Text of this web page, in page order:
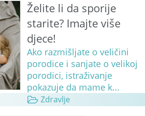
Želite li da sporije
starite? Imajte više
djece!
Ako razmišljate o veličini
porodice i sanjate o velikoj
porodici, istraživanje
pokazuje da mame k...
Zdravlje